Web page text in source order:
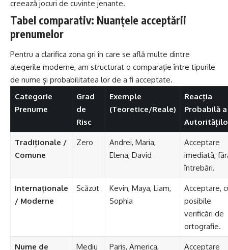
creează jocuri de cuvinte jenante.
Tabel comparativ: Nuanțele acceptării
prenumelor
Pentru a clarifica zona gri în care se află multe dintre
alegerile moderne, am structurat o comparație între tipurile
de nume și probabilitatea lor de a fi acceptate.
Categorie
Prenume
Grad
de
Risc
Exemple
(Teoretice/Reale)
Reacția
Probabilă a
Tradiționale /
Comune
Zero Andrei, Maria,
Elena, David
Acceptare
imediată,
întrebări.
Internaționale
/ Moderne
Scăzut Kevin, Maya, Liam,
Sophia
Acceptare,
posibile
verificări de
ortografie.
Nume de Mediu Paris, America, Acceptare